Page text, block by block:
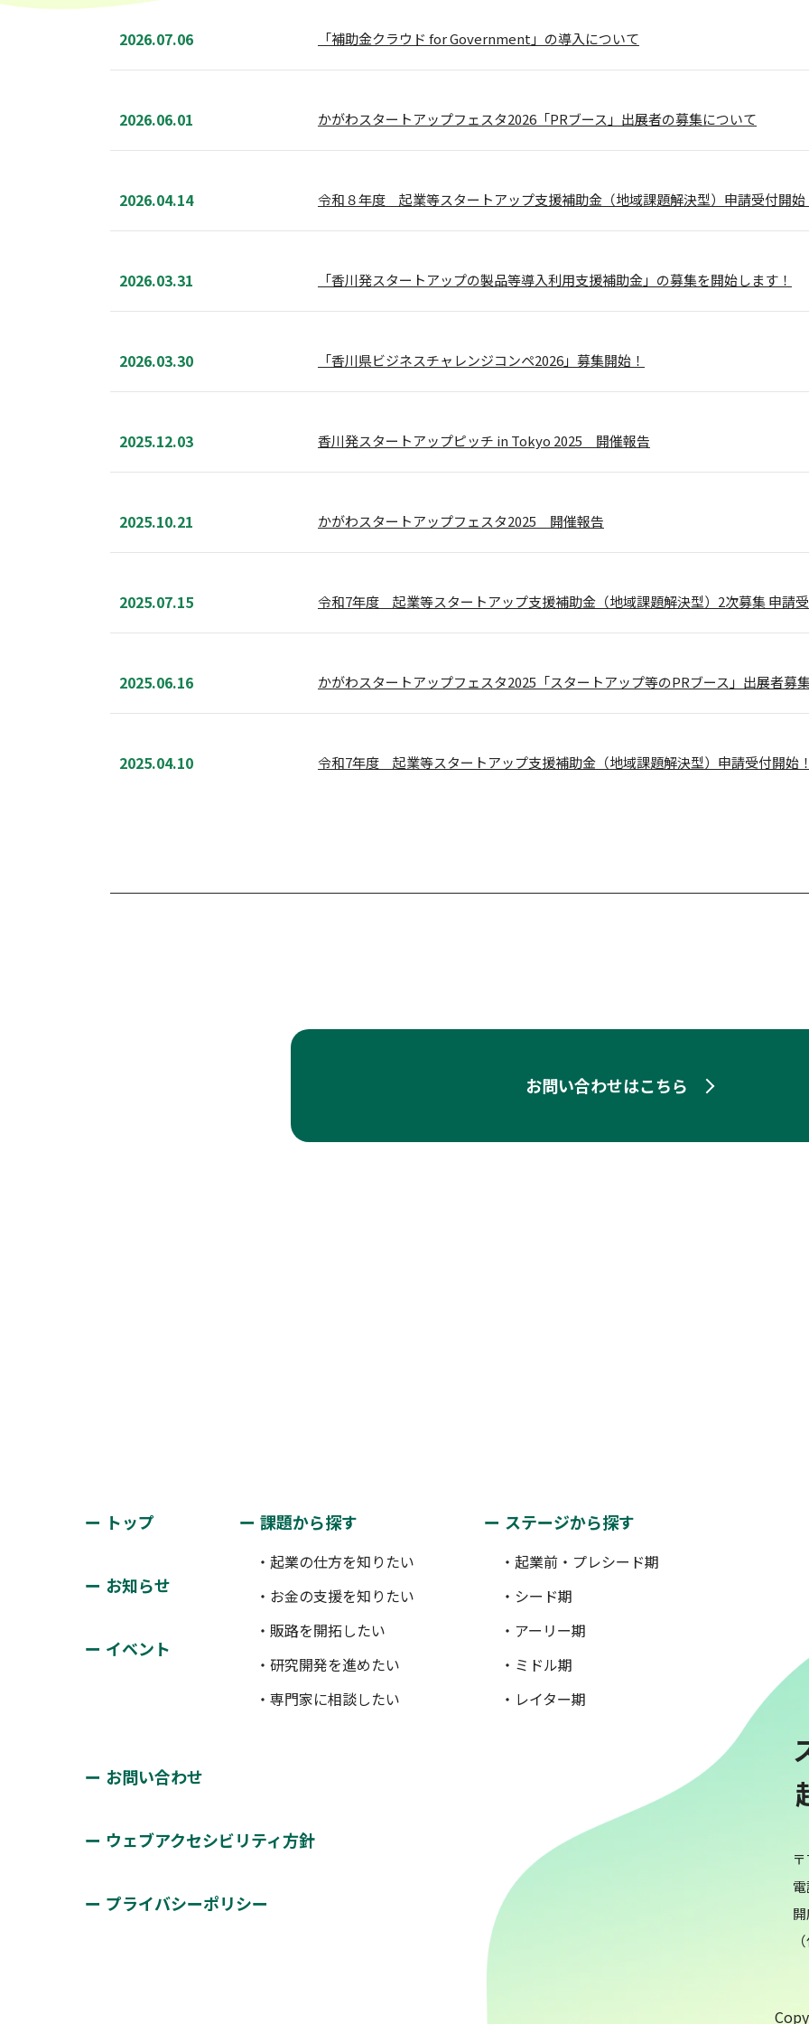
2026.07.06 「補助金クラウド for Government」の導入について
2026.06.01 かがわスタートアップフェスタ2026「PRブース」出展者の募集について
2026.04.14 令和８年度 起業等スタートアップ支援補助金（地域課題解決型）申請受付開始
2026.03.31 「香川発スタートアップの製品等導入利用支援補助金」の募集を開始します！
2026.03.30 「香川県ビジネスチャレンジコンペ2026」募集開始！
2025.12.03 香川発スタートアップピッチ in Tokyo 2025 開催報告
2025.10.21 かがわスタートアップフェスタ2025 開催報告
2025.07.15 令和7年度 起業等スタートアップ支援補助金（地域課題解決型）2次募集 申請受
2025.06.16 かがわスタートアップフェスタ2025「スタートアップ等のPRブース」出展者募
2025.04.10 令和7年度 起業等スタートアップ支援補助金（地域課題解決型）申請受付開始！
お問い合わせはこちら
トップ
お知らせ
イベント
課題から探す
・起業の仕方を知りたい
・お金の支援を知りたい
・販路を開拓したい
・研究開発を進めたい
・専門家に相談したい
ステージから探す
・起業前・プレシード期
・シード期
・アーリー期
・ミドル期
・レイター期
お問い合わせ
ウェブアクセシビリティ方針
プライバシーポリシー